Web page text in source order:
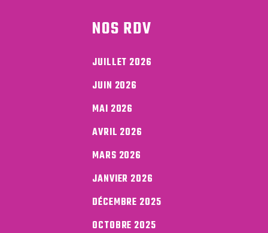
NOS RDV
JUILLET 2026
JUIN 2026
MAI 2026
AVRIL 2026
MARS 2026
JANVIER 2026
DÉCEMBRE 2025
OCTOBRE 2025